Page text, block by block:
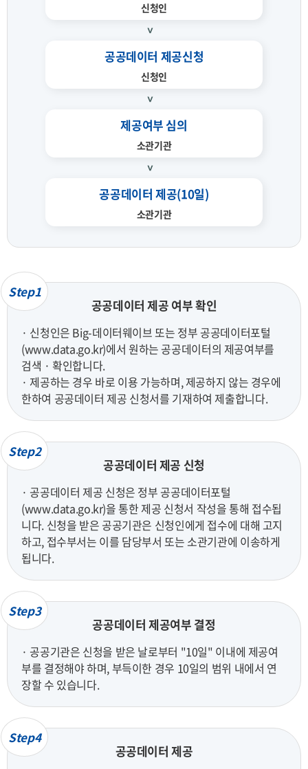
신청인
공공데이터 제공신청
신청인
제공여부 심의
소관기관
공공데이터 제공(10일)
소관기관
Step1
공공데이터 제공 여부 확인
· 신청인은 Big-데이터웨이브 또는 정부 공공데이터포털
(www.data.go.kr)에서 원하는 공공데이터의 제공여부를
검색 · 확인합니다.
· 제공하는 경우 바로 이용 가능하며, 제공하지 않는 경우에
한하여 공공데이터 제공 신청서를 기재하여 제출합니다.
Step2
공공데이터 제공 신청
· 공공데이터 제공 신청은 정부 공공데이터포털
(www.data.go.kr)을 통한 제공 신청서 작성을 통해 접수됩
니다. 신청을 받은 공공기관은 신청인에게 접수에 대해 고지
하고, 접수부서는 이를 담당부서 또는 소관기관에 이송하게
됩니다.
Step3
공공데이터 제공여부 결정
· 공공기관은 신청을 받은 날로부터 "10일" 이내에 제공여
부를 결정해야 하며, 부득이한 경우 10일의 범위 내에서 연
장할 수 있습니다.
Step4
공공데이터 제공